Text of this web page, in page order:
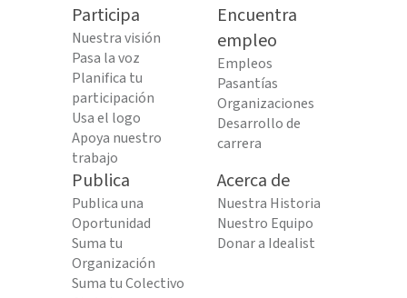
Participa
Nuestra visión
Pasa la voz
Planifica tu
participación
Usa el logo
Apoya nuestro
trabajo
Encuentra
empleo
Empleos
Pasantías
Organizaciones
Desarrollo de
carrera
Publica
Publica una
Oportunidad
Suma tu
Organización
Suma tu Colectivo
Acerca de
Nuestra Historia
Nuestro Equipo
Donar a Idealist